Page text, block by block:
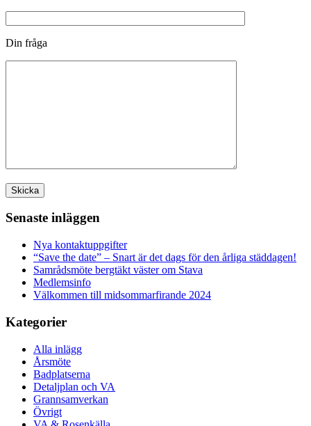
Din fråga
Senaste inläggen
Nya kontaktuppgifter
“Save the date” – Snart är det dags för den årliga städdagen!
Samrådsmöte bergtäkt väster om Stava
Medlemsinfo
Välkommen till midsommarfirande 2024
Kategorier
Alla inlägg
Årsmöte
Badplatserna
Detaljplan och VA
Grannsamverkan
Övrigt